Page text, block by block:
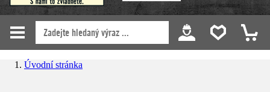
Úvodní stránka